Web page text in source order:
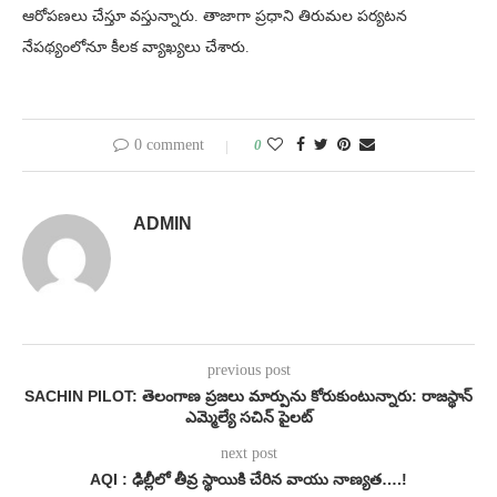
ఆరోపణలు చేస్తూ వస్తున్నారు. తాజాగా ప్రధాని తిరుమల పర్యటన
నేపథ్యంలోనూ కీలక వ్యాఖ్యలు చేశారు.
0 comment 0
ADMIN
previous post
SACHIN PILOT: తెలంగాణ ప్రజలు మార్పును కోరుకుంటున్నారు: రాజస్థాన్
ఎమ్మెల్యే సచిన్ పైలట్
next post
AQI : ఢిల్లీలో తీవ్ర స్థాయికి చేరిన వాయు నాణ్యత….!